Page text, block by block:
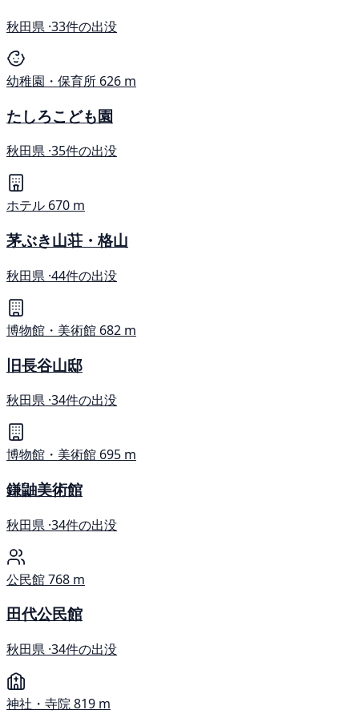
秋田県 ·33件の出没
幼稚園・保育所 626 m
たしろこども園
秋田県 ·35件の出没
ホテル 670 m
茅ぶき山荘・格山
秋田県 ·44件の出没
博物館・美術館 682 m
旧長谷山邸
秋田県 ·34件の出没
博物館・美術館 695 m
鎌鼬美術館
秋田県 ·34件の出没
公民館768 m
田代公民館
秋田県 ·34件の出没
神社・寺院819 m